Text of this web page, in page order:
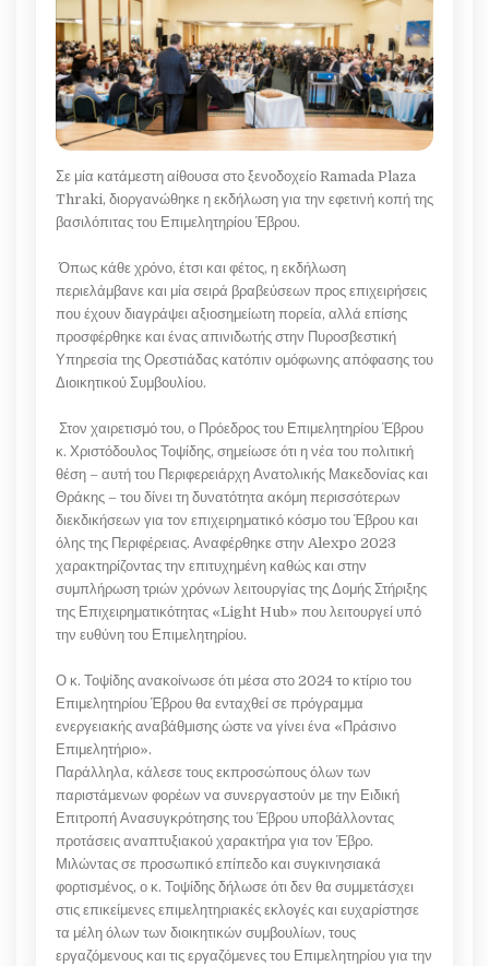
Σε μία κατάμεστη αίθουσα στο ξενοδοχείο Ramada Plaza
Thraki, διοργανώθηκε η εκδήλωση για την εφετινή κοπή της
βασιλόπιτας του Επιμελητηρίου Έβρου.
Όπως κάθε χρόνο, έτσι και φέτος, η εκδήλωση
περιελάμβανε και μία σειρά βραβεύσεων προς επιχειρήσεις
που έχουν διαγράψει αξιοσημείωτη πορεία, αλλά επίσης
προσφέρθηκε και ένας απινιδωτής στην Πυροσβεστική
Υπηρεσία της Ορεστιάδας κατόπιν ομόφωνης απόφασης του
Διοικητικού Συμβουλίου.
Στον χαιρετισμό του, ο Πρόεδρος του Επιμελητηρίου Έβρου
κ. Χριστόδουλος Τοψίδης, σημείωσε ότι η νέα του πολιτική
θέση – αυτή του Περιφερειάρχη Ανατολικής Μακεδονίας και
Θράκης – του δίνει τη δυνατότητα ακόμη περισσότερων
διεκδικήσεων για τον επιχειρηματικό κόσμο του Έβρου και
όλης της Περιφέρειας. Αναφέρθηκε στην Alexpo 2023
χαρακτηρίζοντας την επιτυχημένη καθώς και στην
συμπλήρωση τριών χρόνων λειτουργίας της Δομής Στήριξης
της Επιχειρηματικότητας «Light Hub» που λειτουργεί υπό
την ευθύνη του Επιμελητηρίου.
Ο κ. Τοψίδης ανακοίνωσε ότι μέσα στο 2024 το κτίριο του
Επιμελητηρίου Έβρου θα ενταχθεί σε πρόγραμμα
ενεργειακής αναβάθμισης ώστε να γίνει ένα «Πράσινο
Επιμελητήριο».
Παράλληλα, κάλεσε τους εκπροσώπους όλων των
παριστάμενων φορέων να συνεργαστούν με την Ειδική
Επιτροπή Ανασυγκρότησης του Έβρου υποβάλλοντας
προτάσεις αναπτυξιακού χαρακτήρα για τον Έβρο.
Μιλώντας σε προσωπικό επίπεδο και συγκινησιακά
φορτισμένος, ο κ. Τοψίδης δήλωσε ότι δεν θα συμμετάσχει
στις επικείμενες επιμελητηριακές εκλογές και ευχαρίστησε
τα μέλη όλων των διοικητικών συμβουλίων, τους
εργαζόμενους και τις εργαζόμενες του Επιμελητηρίου για την